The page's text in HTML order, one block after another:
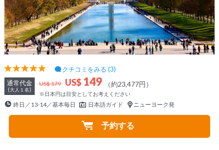
クチコミをみる (3)
通常代金
(大人１名)
US$ 179 US$ 149 （約23,477円）
※日本円は目安としてお考えください
終日／13-14／基本毎日 日本語ガイド ニューヨーク発
予約する